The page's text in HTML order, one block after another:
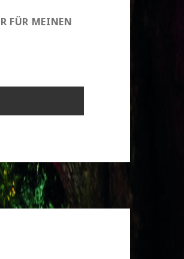
FÜR MEINEN